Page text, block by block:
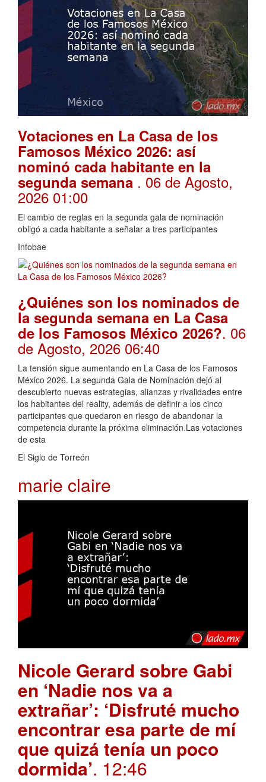
Votaciones en La Casa de los
Famosos México 2026: así
nominó cada habitante en la
segunda semana . 06 de Agosto,
2026 01:00
El cambio de reglas en la segunda gala de nominación
obligó a cada habitante a señalar a tres participantes
Infobae
¿Quiénes son los nominados de
la segunda semana en La Casa
de los Famosos México 2026?. 06
de Agosto, 2026 06:40
La tensión sigue aumentando en La Casa de los Famosos
México 2026. La segunda Gala de Nominación dejó al
descubierto nuevas estrategias, alianzas y rivalidades entre
los habitantes del reality, además de definir a los cinco
participantes que quedaron en riesgo de abandonar la
competencia durante la próxima eliminación.Las votaciones
de esta
El Siglo de Torreón
marie claire
Nicole Gerard sobre Gabi
en ‘Nadie nos va a
extrañar’: ‘Disfruté mucho
encontrar esa parte de mí
que quizá tenía un poco
dormida’. 12:46